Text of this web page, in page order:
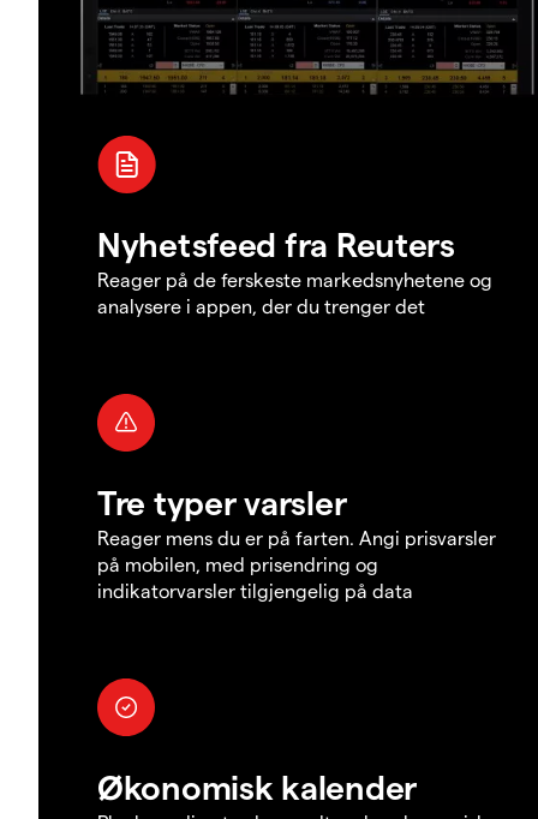
Nyhetsfeed fra Reuters
Reager på de ferskeste markedsnyhetene og
analysere i appen, der du trenger det
Tre typer varsler
Reager mens du er på farten. Angi prisvarsler
på mobilen, med prisendring og
indikatorvarsler tilgjengelig på data
Økonomisk kalender